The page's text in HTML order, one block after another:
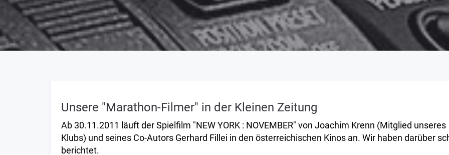
Unsere "Marathon-Filmer" in der Kleinen Zeitung
Ab 30.11.2011 läuft der Spielfilm "NEW YORK : NOVEMBER" von Joachim Krenn (Mitglied unseres
Klubs) und seines Co-Autors Gerhard Fillei in den österreichischen Kinos an. Wir haben darüber
berichtet.